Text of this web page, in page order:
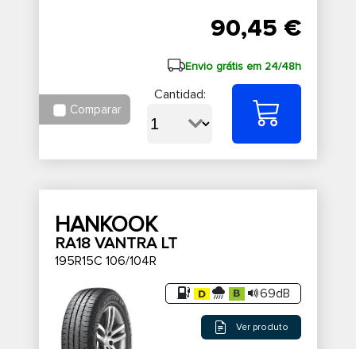
90,45 €
Envio grátis em 24/48h
Comparar
Cantidad:
HANKOOK
RA18 VANTRA LT
195R15C 106/104R
69dB
Ver produto